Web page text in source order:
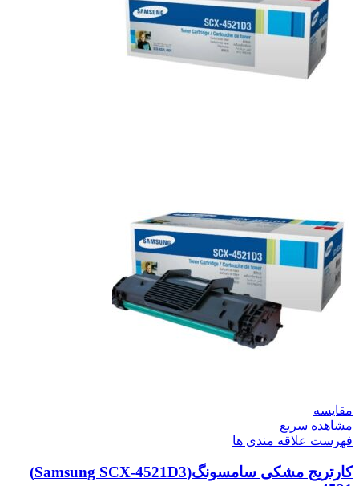
مقایسه
مشاهده سریع
فهرست علاقه مندی ها
کارتریج مشکی سامسونگ(Samsung SCX-4521D3)